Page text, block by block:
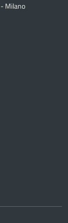
Milano